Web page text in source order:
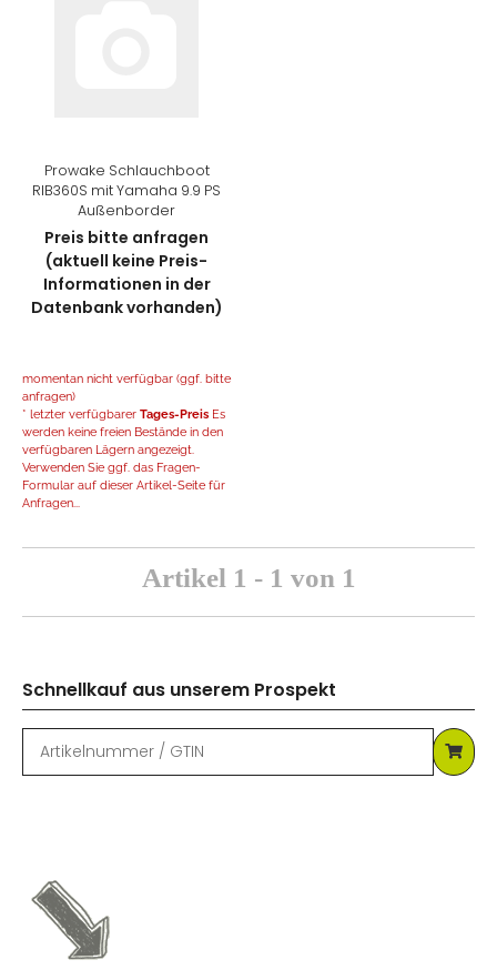
Prowake Schlauchboot
RIB360S mit Yamaha 9.9 PS
Außenborder
Preis bitte anfragen
(aktuell keine Preis-
Informationen in der
Datenbank vorhanden)
momentan nicht verfügbar (ggf. bitte
anfragen)
* letzter verfügbarer Tages-Preis Es
werden keine freien Bestände in den
verfügbaren Lägern angezeigt.
Verwenden Sie ggf. das Fragen-
Formular auf dieser Artikel-Seite für
Anfragen...
Artikel 1 - 1 von 1
Schnellkauf aus unserem Prospekt